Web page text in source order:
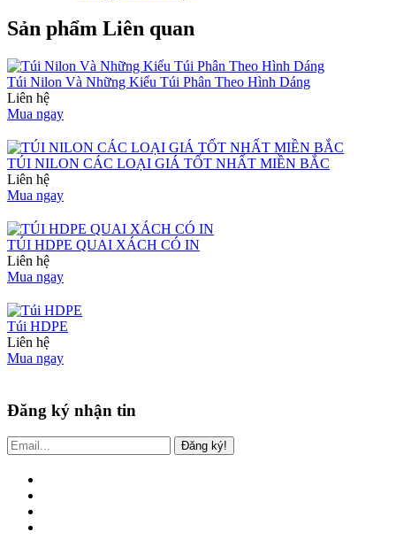
Sản phẩm Liên quan
Túi Nilon Và Những Kiểu Túi Phân Theo Hình Dáng
Liên hệ
Mua ngay
TÚI NILON CÁC LOẠI GIÁ TỐT NHẤT MIỀN BẮC
Liên hệ
Mua ngay
TÚI HDPE QUAI XÁCH CÓ IN
Liên hệ
Mua ngay
Túi HDPE
Liên hệ
Mua ngay
Đăng ký nhận tin
Đăng ký!